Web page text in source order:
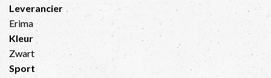
Leverancier
Erima
Kleur
Zwart
Sport